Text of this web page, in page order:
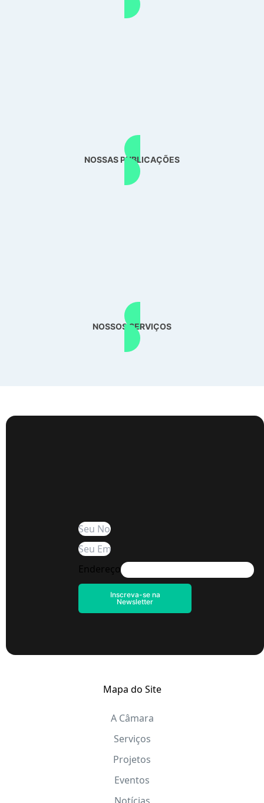
NOSSAS PUBLICAÇÕES
NOSSOS SERVIÇOS
Endereço
Inscreva-se na
Newsletter
Mapa do Site
A Câmara
Serviços
Projetos
Eventos
Notícias